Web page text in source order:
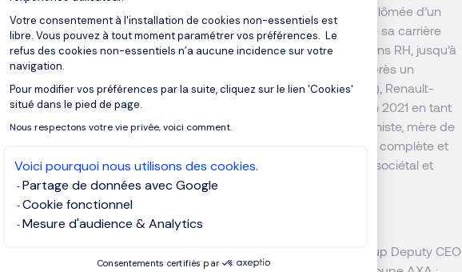
Votre consentement à l'installation de cookies non-essentiels est
libre. Vous pouvez à tout moment paramétrer vos préférences. Le
refus des cookies non-essentiels n’a aucune incidence sur votre
navigation.
Pour modifier vos préférences par la suite, cliquez sur le lien 'Cookies'
situé dans le pied de page.
Nous respectons votre vie privée, voici comment.
Voici pourquoi nous utilisons des cookies.
Partage de données avec Google
Cookie fonctionnel
Mesure d'audience & Analytics
Consentements certifiés par
Axeptio consent
visionnaire et profondément humaine. Diplômée d’un
DESS de droit social à Paris 2, elle débute sa carrière
chez Areva où elle gravira tous les échelons RH, jusqu’à
la direction de la formation du Groupe. Après un
passage remarqué chez Alstom (en Inde), Renault-
Nissan, puis Valeo, elle rejoint Transdev en 2021 en tant
que DRH et de la RSE. Cavalière, yogi, pianiste, mère de
trois enfants, Caroline revendique une RH complète et
assumée, qui conjugue stratégie, impact sociétal et
équilibre personnel.
Trophée du DRH de l’année était composé
de Rémi Boyer, Group Deputy CEO